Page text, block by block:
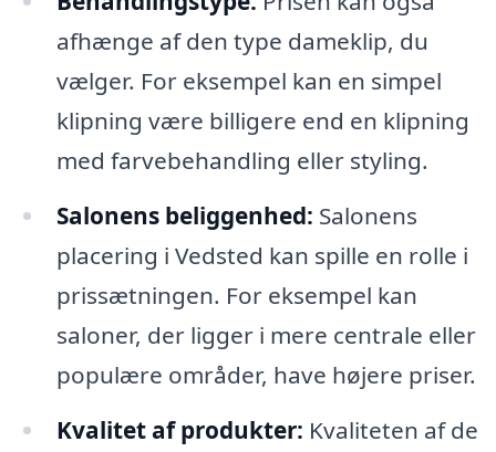
afhænge af den type dameklip, du
vælger. For eksempel kan en simpel
klipning være billigere end en klipning
med farvebehandling eller styling.
Salonens beliggenhed: Salonens
placering i Vedsted kan spille en rolle i
prissætningen. For eksempel kan
saloner, der ligger i mere centrale eller
populære områder, have højere priser.
Kvalitet af produkter: Kvaliteten af de